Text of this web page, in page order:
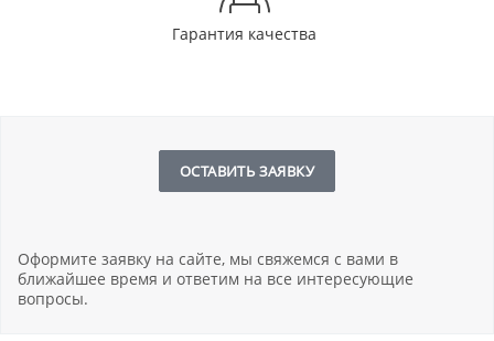
Гарантия качества
ОСТАВИТЬ ЗАЯВКУ
Оформите заявку на сайте, мы свяжемся с вами в
ближайшее время и ответим на все интересующие
вопросы.